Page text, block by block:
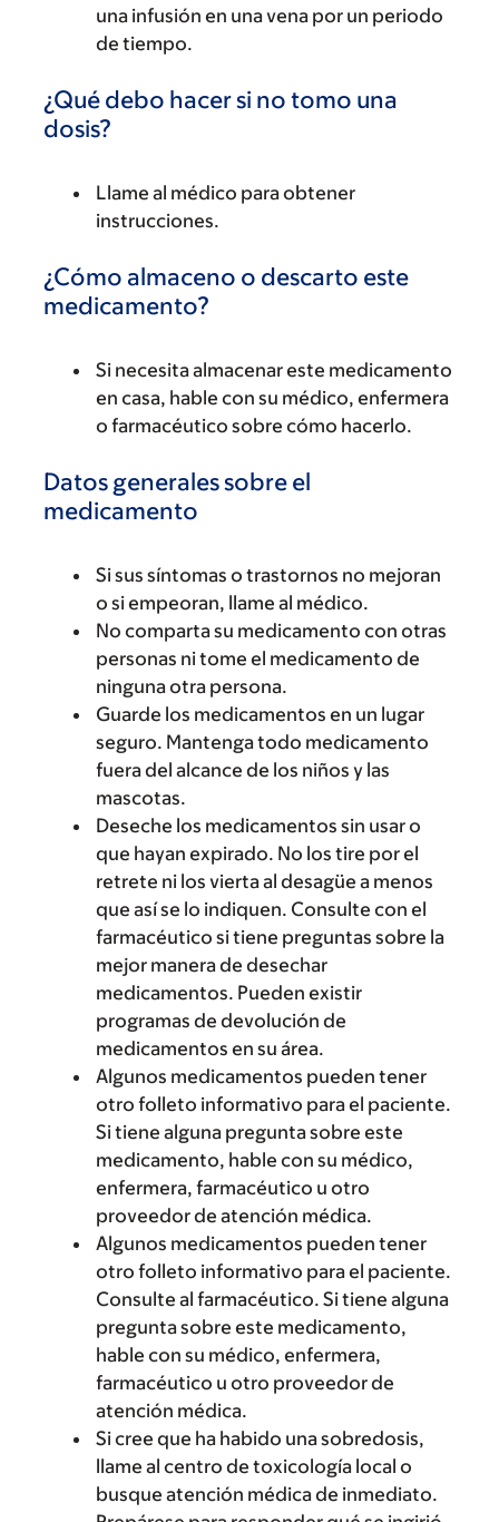
una infusión en una vena por un periodo
de tiempo.
¿Qué debo hacer si no tomo una
dosis?
Llame al médico para obtener
instrucciones.
¿Cómo almaceno o descarto este
medicamento?
Si necesita almacenar este medicamento
en casa, hable con su médico, enfermera
o farmacéutico sobre cómo hacerlo.
Datos generales sobre el
medicamento
Si sus síntomas o trastornos no mejoran
o si empeoran, llame al médico.
No comparta su medicamento con otras
personas ni tome el medicamento de
ninguna otra persona.
Guarde los medicamentos en un lugar
seguro. Mantenga todo medicamento
fuera del alcance de los niños y las
mascotas.
Deseche los medicamentos sin usar o
que hayan expirado. No los tire por el
retrete ni los vierta al desagüe a menos
que así se lo indiquen. Consulte con el
farmacéutico si tiene preguntas sobre la
mejor manera de desechar
medicamentos. Pueden existir
programas de devolución de
medicamentos en su área.
Algunos medicamentos pueden tener
otro folleto informativo para el paciente.
Si tiene alguna pregunta sobre este
medicamento, hable con su médico,
enfermera, farmacéutico u otro
proveedor de atención médica.
Algunos medicamentos pueden tener
otro folleto informativo para el paciente.
Consulte al farmacéutico. Si tiene alguna
pregunta sobre este medicamento,
hable con su médico, enfermera,
farmacéutico u otro proveedor de
atención médica.
Si cree que ha habido una sobredosis,
llame al centro de toxicología local o
busque atención médica de inmediato.